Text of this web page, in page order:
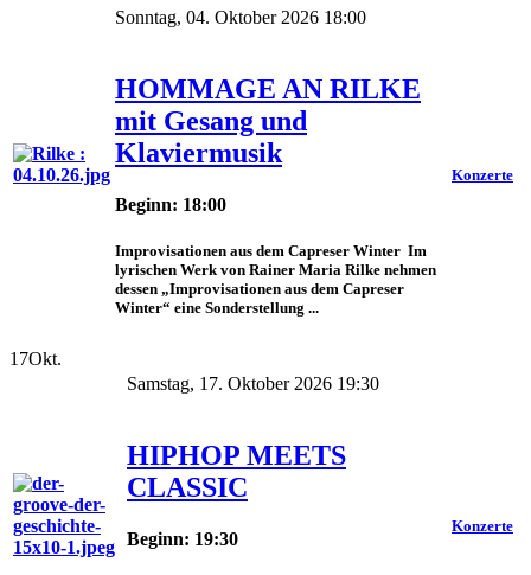
Sonntag, 04. Oktober 2026 18:00
HOMMAGE AN RILKE
mit Gesang und
Klaviermusik
Beginn: 18:00
Improvisationen aus dem Capreser Winter Im
lyrischen Werk von Rainer Maria Rilke nehmen
dessen „Improvisationen aus dem Capreser
Winter“ eine Sonderstellung ...
Konzerte
17Okt.
Samstag, 17. Oktober 2026 19:30
HIPHOP MEETS
CLASSIC
Beginn: 19:30
Konzerte